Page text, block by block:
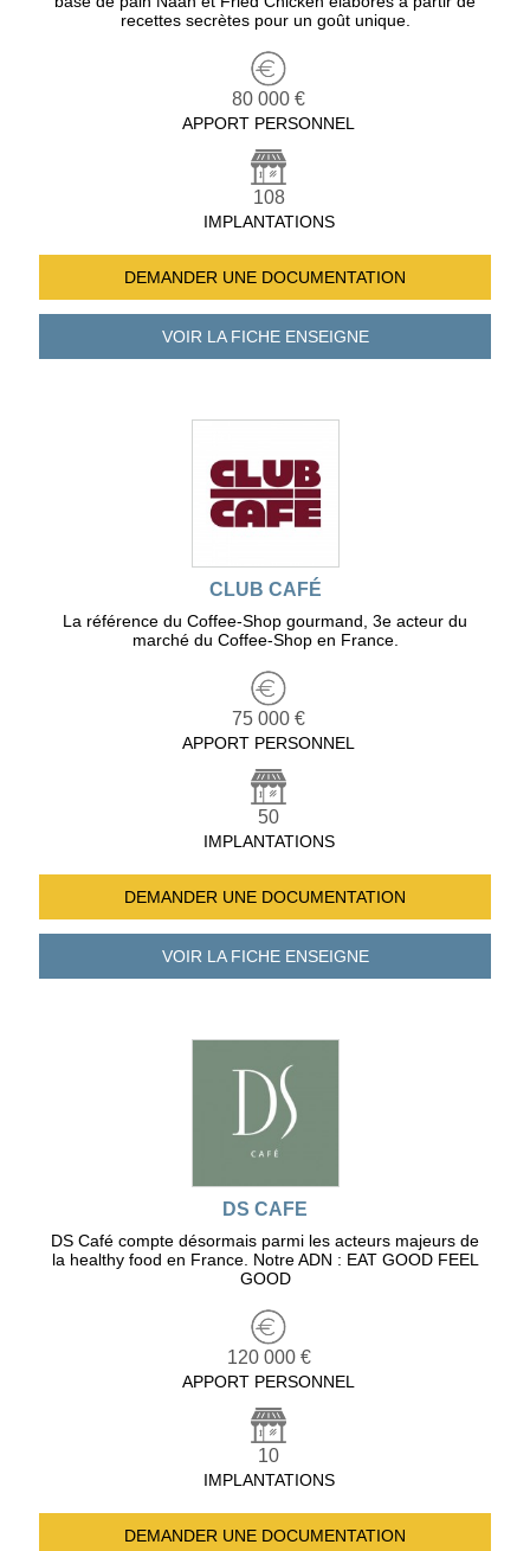
recettes secrètes pour un goût unique.
80 000 €
APPORT PERSONNEL
108
IMPLANTATIONS
DEMANDER UNE DOCUMENTATION
VOIR LA FICHEENSEIGNE
CLUB CAFÉ
La référence du Coffee-Shop gourmand, 3e acteur du
marché du Coffee-Shop en France.
75 000 €
APPORT PERSONNEL
50
IMPLANTATIONS
DEMANDER UNE DOCUMENTATION
VOIR LA FICHEENSEIGNE
DS CAFE
DS Café compte désormais parmi les acteurs majeurs de
la healthy food en France. Notre ADN : EAT GOOD FEEL
GOOD
120 000 €
APPORT PERSONNEL
10
IMPLANTATIONS
DEMANDER UNE DOCUMENTATION